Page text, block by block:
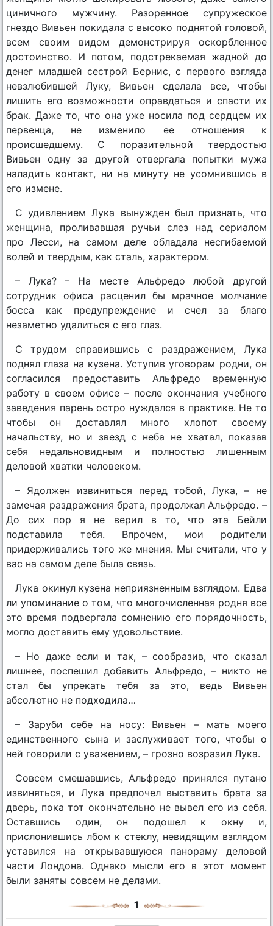
циничного мужчину. Разоренное супружеское
гнездо Вивьен покидала с высоко поднятой головой,
всем своим видом демонстрируя оскорбленное
достоинство. И потом, подстрекаемая жадной до
денег младшей сестрой Бернис, с первого взгляда
невзлюбившей Луку, Вивьен сделала все, чтобы
лишить его возможности оправдаться и спасти их
брак. Даже то, что она уже носила под сердцем их
первенца, не изменило ее отношения к
происшедшему. С поразительной твердостью
Вивьен одну за другой отвергала попытки мужа
наладить контакт, ни на минуту не усомнившись в
его измене.
С удивлением Лука вынужден был признать, что
женщина, проливавшая ручьи слез над сериалом
про Лесси, на самом деле обладала несгибаемой
волей и твердым, как сталь, характером.
– Лука? – На месте Альфредо любой другой
сотрудник офиса расценил бы мрачное молчание
босса как предупреждение и счел за благо
незаметно удалиться с его глаз.
С трудом справившись с раздражением, Лука
поднял глаза на кузена. Уступив уговорам родни, он
согласился предоставить Альфредо временную
работу в своем офисе – после окончания учебного
заведения парень остро нуждался в практике. Не то
чтобы он доставлял много хлопот своему
начальству, но и звезд с неба не хватал, показав
себя недальновидным и полностью лишенным
деловой хватки человеком.
– Ядолжен извиниться перед тобой, Лука, – не
замечая раздражения брата, продолжал Альфредо. –
До сих пор я не верил в то, что эта Бейли
подставила тебя. Впрочем, мои родители
придерживались того же мнения. Мы считали, что у
вас на самом деле была связь.
Лука окинул кузена неприязненным взглядом. Едва
ли упоминание о том, что многочисленная родня все
это время подвергала сомнению его порядочность,
могло доставить ему удовольствие.
– Но даже если и так, – сообразив, что сказал
лишнее, поспешил добавить Альфредо, – никто не
стал бы упрекать тебя за это, ведь Вивьен
абсолютно не подходила…
– Заруби себе на носу: Вивьен – мать моего
единственного сына и заслуживает того, чтобы о
ней говорили с уважением, – грозно возразил Лука.
Совсем смешавшись, Альфредо принялся путано
извиняться, и Лука предпочел выставить брата за
дверь, пока тот окончательно не вывел его из себя.
Оставшись один, он подошел к окну и,
прислонившись лбом к стеклу, невидящим взглядом
уставился на открывавшуюся панораму деловой
части Лондона. Однако мысли его в этот момент
были заняты совсем не делами.
1